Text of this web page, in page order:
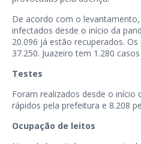
De acordo com o
infectados desde o início da
20.096 já estão recuperados.
37.250. Juazeiro tem 1.280
Testes
Foram realizados desde o início
rápidos pela prefeitura e 8.208
Ocupação de leitos